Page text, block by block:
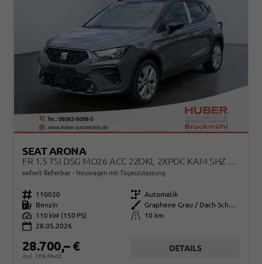
SEAT ARONA
FR 1.5 TSI DSG MO26 ACC 2ZOKL 2XPDC KAM SHZ FULL LINK
sofort lieferbar Neuwagen mit Tageszulassung
Fahrzeugnr. 110020 Getriebe Automatik
Kraftstoff
Benzin Außenfarbe
Graphene Grau / Dach Schwarz
Leistung
110 kW (150 PS) Kilometerstand
10 km
28.05.2026
28.700,– €
incl. 19% MwSt.
DETAILS